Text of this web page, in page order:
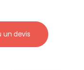
un devis